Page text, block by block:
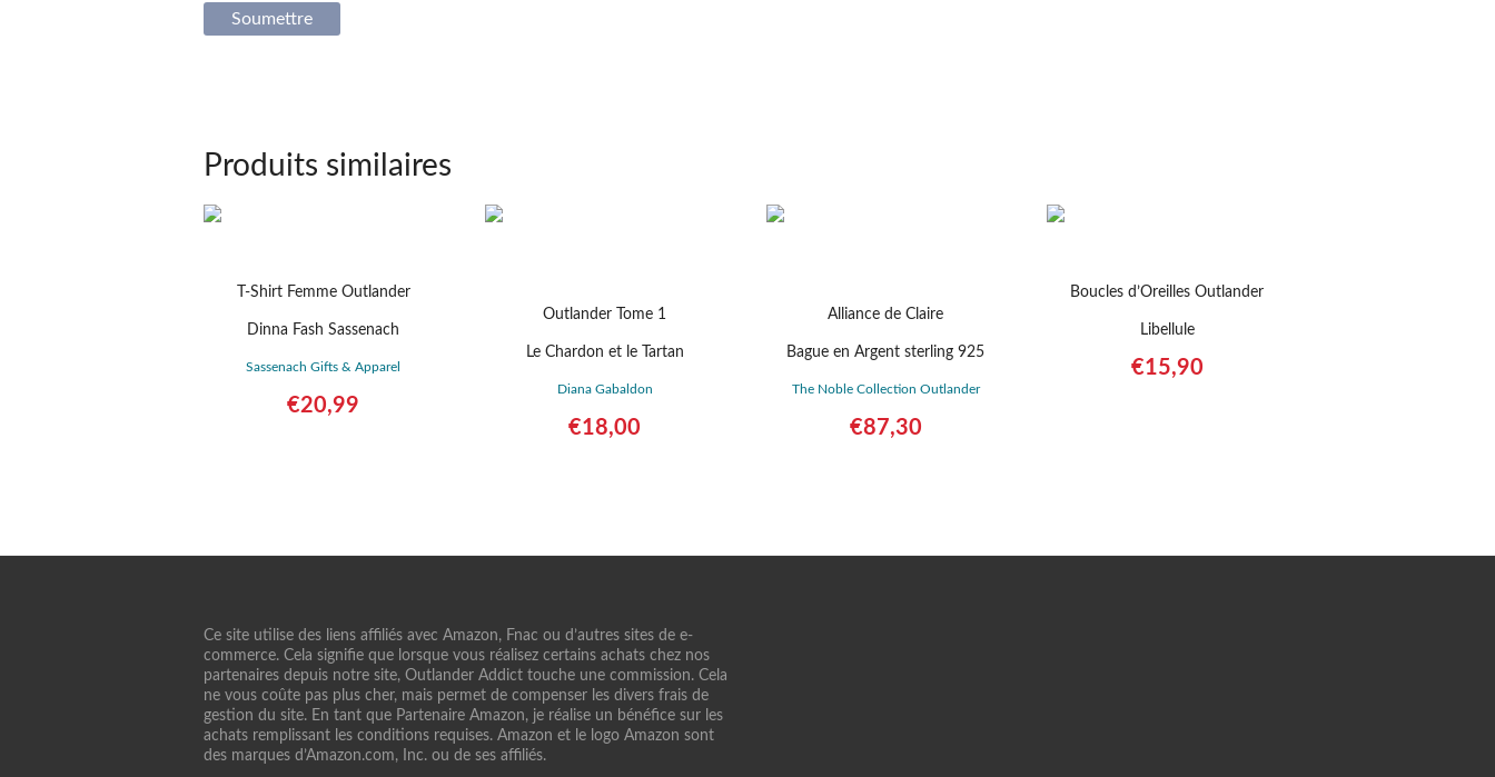
Produits similaires
T-Shirt Femme Outlander
Dinna Fash Sassenach
Sassenach Gifts & Apparel
€20,99
Outlander Tome 1
Le Chardon et le Tartan
Diana Gabaldon
€18,00
Alliance de Claire
Bague en Argent sterling 925
The Noble Collection Outlander
€87,30
Boucles d’Oreilles Outlander
Libellule
€15,90
Ce site utilise des liens affiliés avec Amazon, Fnac ou d’autres sites de e-
commerce. Cela signifie que lorsque vous réalisez certains achats chez nos
partenaires depuis notre site, Outlander Addict touche une commission. Cela
ne vous coûte pas plus cher, mais permet de compenser les divers frais de
gestion du site. En tant que Partenaire Amazon, je réalise un bénéfice sur les
achats remplissant les conditions requises. Amazon et le logo Amazon sont
des marques d’Amazon.com, Inc. ou de ses affiliés.